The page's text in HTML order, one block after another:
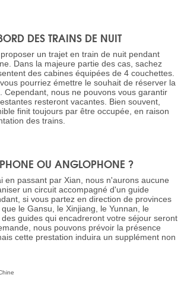
DES TRAINS DE NUIT
un trajet en train de nuit pendant
Dans la majeure partie des cas, sachez
des cabines équipées de 4 couchettes.
pourriez émettre le souhait de réserver la
Cependant, nous ne pouvons vous garantir
resteront vacantes. Bien souvent,
finit toujours par être occupée, en raison
des trains.
OU ANGLOPHONE ?
en passant par Xian, nous n'aurons aucune
un circuit accompagné d'un guide
si vous partez en direction de provinces
le Gansu, le Xinjiang, le Yunnan, le
guides qui encadreront votre séjour seront
nous pouvons prévoir la présence
cette prestation induira un supplément non